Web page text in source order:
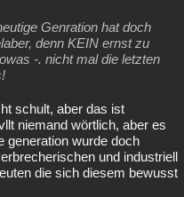
Genration hat doch
denn KEIN ernst zu
-. nicht mal die letzten
schult, aber das ist
niemand wörtlich, aber es
generation wurde doch
und industriell
die sich diesem bewusst